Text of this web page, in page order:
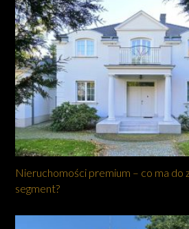
Nieruchomości premium – co ma do
segment?